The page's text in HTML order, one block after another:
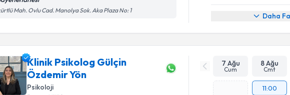
Mah. Ovlu Cad. Manolya Sok. Aka Plaza No: 1
Daha
Klinik Psikolog Gülçin
Özdemir Yön
Psikoloji
7 Ağu
Cum
8 Ağu
Cmt
11:00